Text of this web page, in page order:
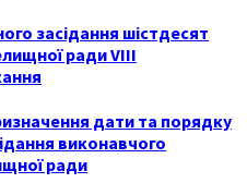
засідання шістдесят
ради VIII
дати та порядку
виконавчого
ради